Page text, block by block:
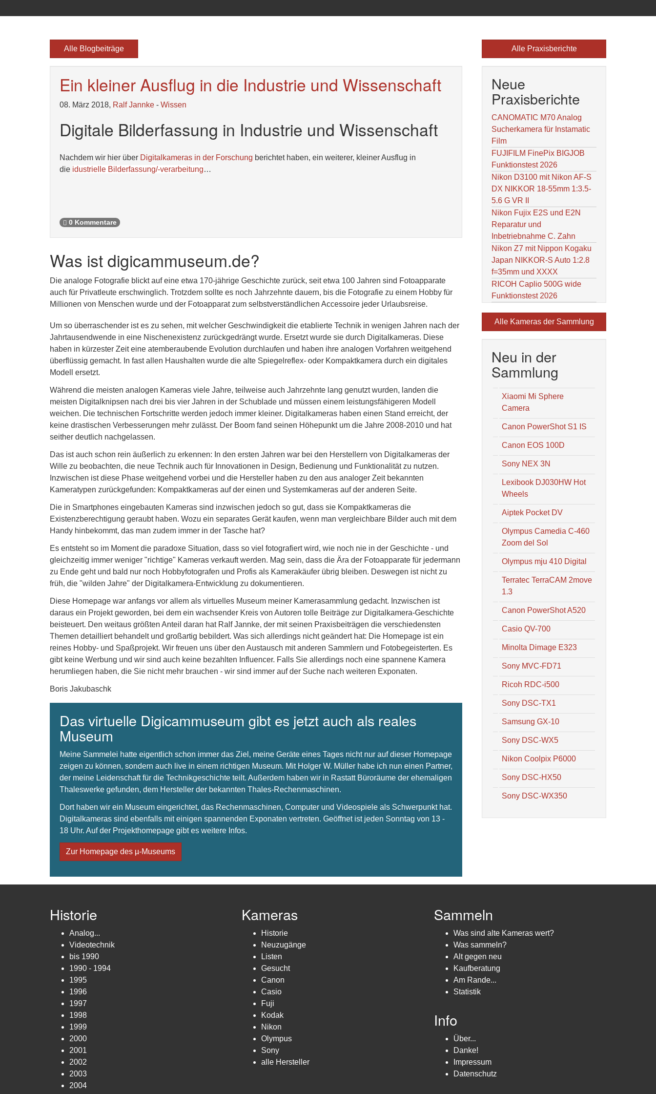
Alle Blogbeiträge
Ein kleiner Ausflug in die Industrie und Wissenschaft
08. März 2018, Ralf Jannke - Wissen
Digitale Bilderfassung in Industrie und Wissenschaft
Nachdem wir hier über Digitalkameras in der Forschung berichtet haben, ein weiterer, kleiner Ausflug in
die idustrielle Bilderfassung/-verarbeitung…
0 Kommentare
Was ist digicammuseum.de?
Die analoge Fotografie blickt auf eine etwa 170-jährige Geschichte zurück, seit etwa 100 Jahren sind Fotoapparate
auch für Privatleute erschwinglich. Trotzdem sollte es noch Jahrzehnte dauern, bis die Fotografie zu einem Hobby für
Millionen von Menschen wurde und der Fotoapparat zum selbstverständlichen Accessoire jeder Urlaubsreise.
Um so überraschender ist es zu sehen, mit welcher Geschwindigkeit die etablierte Technik in wenigen Jahren nach der
Jahrtausendwende in eine Nischenexistenz zurückgedrängt wurde. Ersetzt wurde sie durch Digitalkameras. Diese
haben in kürzester Zeit eine atemberaubende Evolution durchlaufen und haben ihre analogen Vorfahren weitgehend
überflüssig gemacht. In fast allen Haushalten wurde die alte Spiegelreflex- oder Kompaktkamera durch ein digitales
Modell ersetzt.
Während die meisten analogen Kameras viele Jahre, teilweise auch Jahrzehnte lang genutzt wurden, landen die
meisten Digitalknipsen nach drei bis vier Jahren in der Schublade und müssen einem leistungsfähigeren Modell
weichen. Die technischen Fortschritte werden jedoch immer kleiner. Digitalkameras haben einen Stand erreicht, der
keine drastischen Verbesserungen mehr zulässt. Der Boom fand seinen Höhepunkt um die Jahre 2008-2010 und hat
seither deutlich nachgelassen.
Das ist auch schon rein äußerlich zu erkennen: In den ersten Jahren war bei den Herstellern von Digitalkameras der
Wille zu beobachten, die neue Technik auch für Innovationen in Design, Bedienung und Funktionalität zu nutzen.
Inzwischen ist diese Phase weitgehend vorbei und die Hersteller haben zu den aus analoger Zeit bekannten
Kameratypen zurückgefunden: Kompaktkameras auf der einen und Systemkameras auf der anderen Seite.
Die in Smartphones eingebauten Kameras sind inzwischen jedoch so gut, dass sie Kompaktkameras die
Existenzberechtigung geraubt haben. Wozu ein separates Gerät kaufen, wenn man vergleichbare Bilder auch mit dem
Handy hinbekommt, das man zudem immer in der Tasche hat?
Es entsteht so im Moment die paradoxe Situation, dass so viel fotografiert wird, wie noch nie in der Geschichte - und
gleichzeitig immer weniger "richtige" Kameras verkauft werden. Mag sein, dass die Ära der Fotoapparate für jedermann
zu Ende geht und bald nur noch Hobbyfotografen und Profis als Kamerakäufer übrig bleiben. Deswegen ist nicht zu
früh, die "wilden Jahre" der Digitalkamera-Entwicklung zu dokumentieren.
Diese Homepage war anfangs vor allem als virtuelles Museum meiner Kamerasammlung gedacht. Inzwischen ist
daraus ein Projekt geworden, bei dem ein wachsender Kreis von Autoren tolle Beiträge zur Digitalkamera-Geschichte
beisteuert. Den weitaus größten Anteil daran hat Ralf Jannke, der mit seinen Praxisbeiträgen die verschiedensten
Themen detailliert behandelt und großartig bebildert. Was sich allerdings nicht geändert hat: Die Homepage ist ein
reines Hobby- und Spaßprojekt. Wir freuen uns über den Austausch mit anderen Sammlern und Fotobegeisterten. Es
gibt keine Werbung und wir sind auch keine bezahlten Influencer. Falls Sie allerdings noch eine spannene Kamera
herumliegen haben, die Sie nicht mehr brauchen - wir sind immer auf der Suche nach weiteren Exponaten.
Boris Jakubaschk
Das virtuelle Digicammuseum gibt es jetzt auch als reales
Museum
Meine Sammelei hatte eigentlich schon immer das Ziel, meine Geräte eines Tages nicht nur auf dieser Homepage
zeigen zu können, sondern auch live in einem richtigen Museum. Mit Holger W. Müller habe ich nun einen Partner,
der meine Leidenschaft für die Technikgeschichte teilt. Außerdem haben wir in Rastatt Büroräume der ehemaligen
Thaleswerke gefunden, dem Hersteller der bekannten Thales-Rechenmaschinen.
Dort haben wir ein Museum eingerichtet, das Rechenmaschinen, Computer und Videospiele als Schwerpunkt hat.
Digitalkameras sind ebenfalls mit einigen spannenden Exponaten vertreten. Geöffnet ist jeden Sonntag von 13 -
18 Uhr. Auf der Projekthomepage gibt es weitere Infos.
Zur Homepage des µ-Museums
Alle Praxisberichte
Neue
Praxisberichte
CANOMATIC M70 Analog
Sucherkamera für Instamatic
Film
FUJIFILM FinePix BIGJOB
Funktionstest 2026
Nikon D3100 mit Nikon AF-S
DX NIKKOR 18-55mm 1:3.5-
5.6 G VR II
Nikon Fujix E2S und E2N
Reparatur und
Inbetriebnahme C. Zahn
Nikon Z7 mit Nippon Kogaku
Japan NIKKOR-S Auto 1:2.8
f=35mm und XXXX
RICOH Caplio 500G wide
Funktionstest 2026
Alle Kameras der Sammlung
Neu in der
Sammlung
Xiaomi Mi Sphere
Camera
Canon PowerShot S1 IS
Canon EOS 100D
Sony NEX 3N
Lexibook DJ030HW Hot
Wheels
Aiptek Pocket DV
Olympus Camedia C-460
Zoom del Sol
Olympus mju 410 Digital
Terratec TerraCAM 2move
1.3
Canon PowerShot A520
Casio QV-700
Minolta Dimage E323
Sony MVC-FD71
Ricoh RDC-i500
Sony DSC-TX1
Samsung GX-10
Sony DSC-WX5
Nikon Coolpix P6000
Sony DSC-HX50
Sony DSC-WX350
Historie
Analog...
Videotechnik
bis 1990
1990 - 1994
1995
1996
1997
1998
1999
2000
2001
2002
2003
2004
Kameras
Historie
Neuzugänge
Listen
Gesucht
Canon
Casio
Fuji
Kodak
Nikon
Olympus
Sony
alle Hersteller
Sammeln
Was sind alte Kameras wert?
Was sammeln?
Alt gegen neu
Kaufberatung
Am Rande...
Statistik
Info
Über...
Danke!
Impressum
Datenschutz